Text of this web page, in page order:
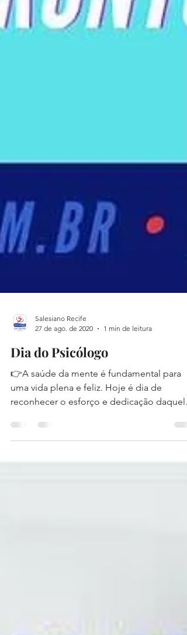
Salesiano Recife
27 de ago. de 2020
1 min de leitura
Dia do Psicólogo
uma vida plena e feliz. Hoje é dia de
reconhecer o esforço e dedicação